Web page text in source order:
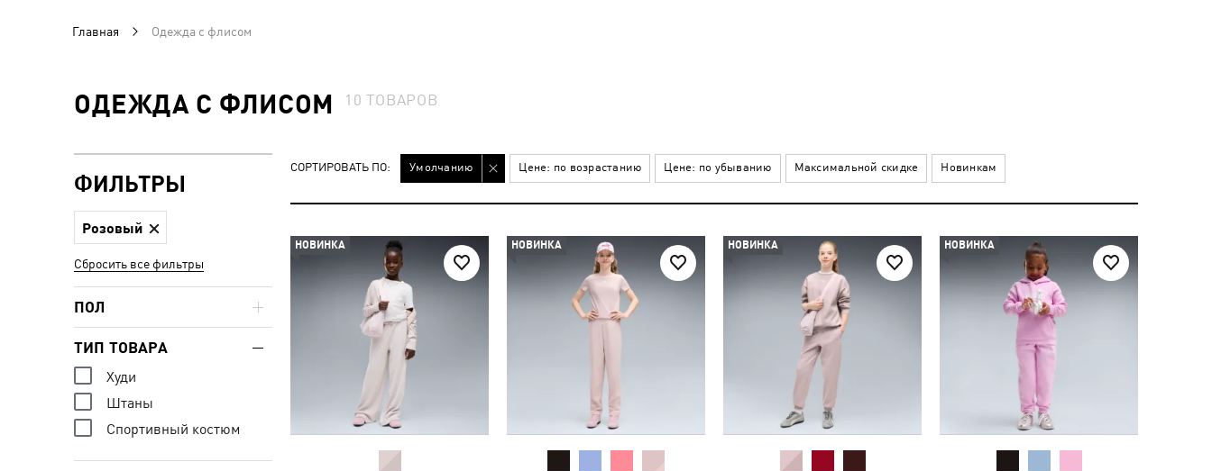
Главная Одежда с флисом
ОДЕЖДА С ФЛИСОМ 10ТОВАРОВ
СОРТИРОВАТЬ ПО: Умолчанию Цене: по возрастанию Цене: по убыванию Максимальной скидке Новинкам
НОВИНКА НОВИНКА НОВИНКА НОВИНКА
ФИЛЬТРЫ
Розовый
Сбросить все фильтры
ПОЛ
ТИП ТОВАРА
Худи
Штаны
Спортивный костюм